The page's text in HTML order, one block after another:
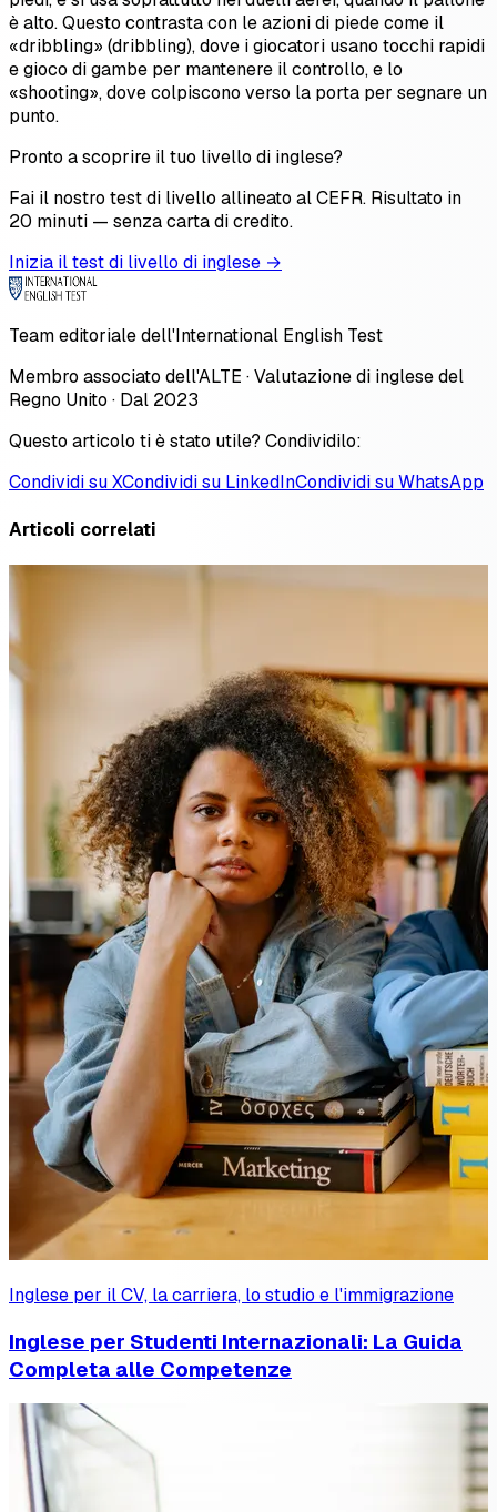
è alto. Questo contrasta con le azioni di piede come il
«dribbling» (dribbling), dove i giocatori usano tocchi rapidi
e gioco di gambe per mantenere il controllo, e lo
«shooting», dove colpiscono verso la porta per segnare un
punto.
Pronto a scoprire il tuo livello di inglese?
Fai il nostro test di livello allineato al CEFR. Risultato in
20 minuti — senza carta di credito.
Inizia il test di livello di inglese →
Team editoriale dell'International English Test
Membro associato dell'ALTE · Valutazione di inglese del
Regno Unito · Dal 2023
Questo articolo ti è stato utile? Condividilo:
Condividi su XCondividi su LinkedInCondividi su WhatsApp
Articoli correlati
Inglese per il CV, la carriera, lo studio e l'immigrazione
Inglese per Studenti Internazionali: La Guida
Completa alle Competenze